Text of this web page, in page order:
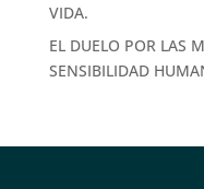
VIDA.
EL DUELO POR LAS
SENSIBILIDAD